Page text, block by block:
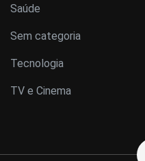
Saúde
Sem categoria
Tecnologia
TV e Cinema